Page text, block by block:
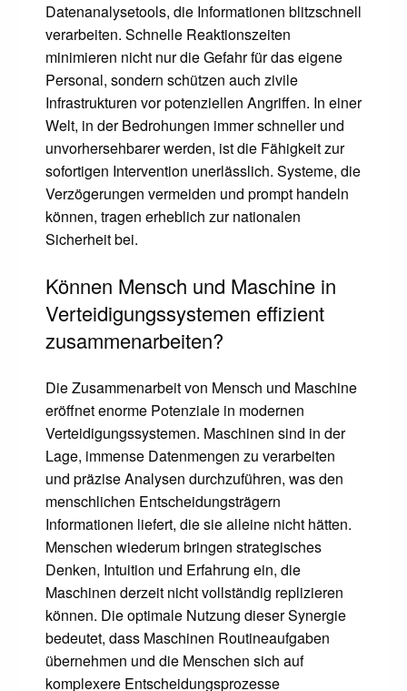
Datenanalysetools, die Informationen blitzschnell
verarbeiten. Schnelle Reaktionszeiten
minimieren nicht nur die Gefahr für das eigene
Personal, sondern schützen auch zivile
Infrastrukturen vor potenziellen Angriffen. In einer
Welt, in der Bedrohungen immer schneller und
unvorhersehbarer werden, ist die Fähigkeit zur
sofortigen Intervention unerlässlich. Systeme, die
Verzögerungen vermeiden und prompt handeln
können, tragen erheblich zur nationalen
Sicherheit bei.
Können Mensch und Maschine in
Verteidigungssystemen effizient
zusammenarbeiten?
Die Zusammenarbeit von Mensch und Maschine
eröffnet enorme Potenziale in modernen
Verteidigungssystemen. Maschinen sind in der
Lage, immense Datenmengen zu verarbeiten
und präzise Analysen durchzuführen, was den
menschlichen Entscheidungsträgern
Informationen liefert, die sie alleine nicht hätten.
Menschen wiederum bringen strategisches
Denken, Intuition und Erfahrung ein, die
Maschinen derzeit nicht vollständig replizieren
können. Die optimale Nutzung dieser Synergie
bedeutet, dass Maschinen Routineaufgaben
übernehmen und die Menschen sich auf
komplexere Entscheidungsprozesse